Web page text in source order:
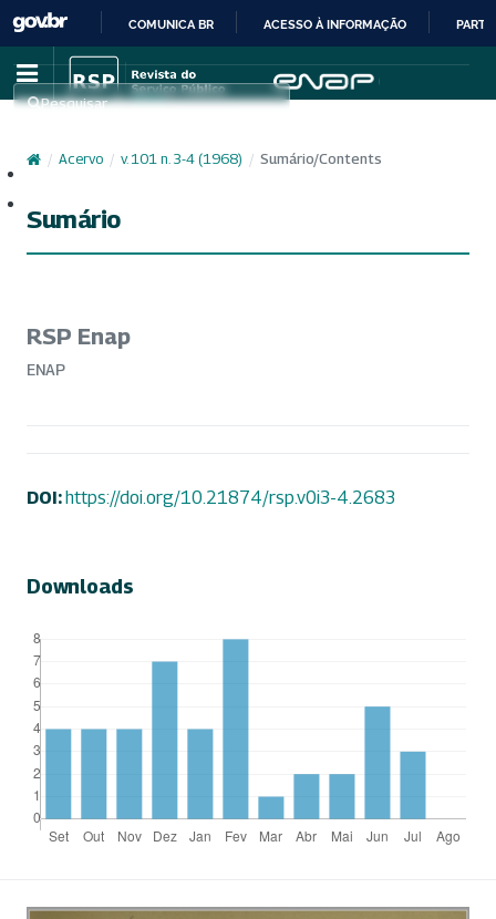
IR
PARA
CONTEÚDO
COMUNICA BR ACESSO À INFORMAÇÃO
Pesquisar
/ Acervo / v. 101 n. 3-4 (1968) / Sumário/Contents
Sumário
RSP Enap
ENAP
DOI:https://doi.org/10.21874/rsp.v0i3-4.2683
Downloads